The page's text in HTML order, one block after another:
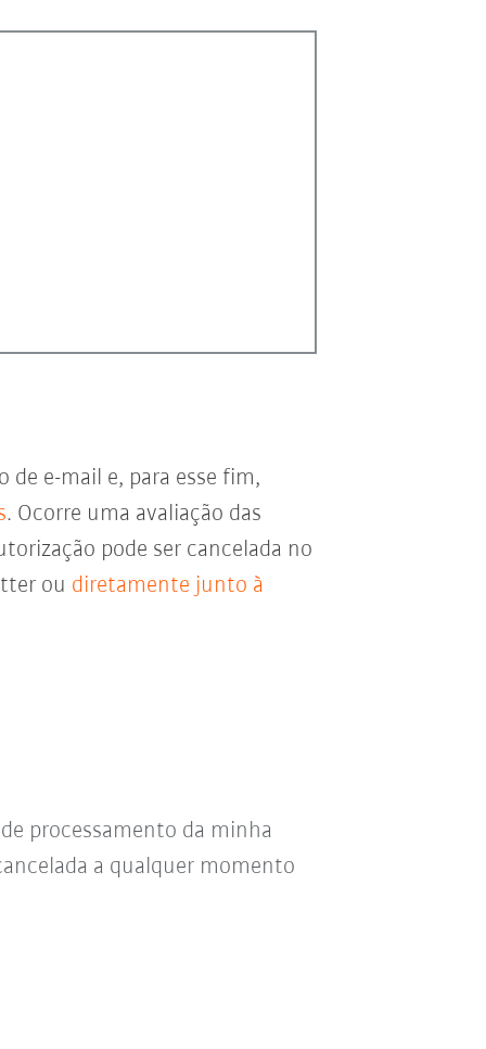
de e-mail e, para esse fim,
. Ocorre uma avaliação das
pode ser cancelada no
ou diretamente junto à
processamento da minha
a qualquer momento